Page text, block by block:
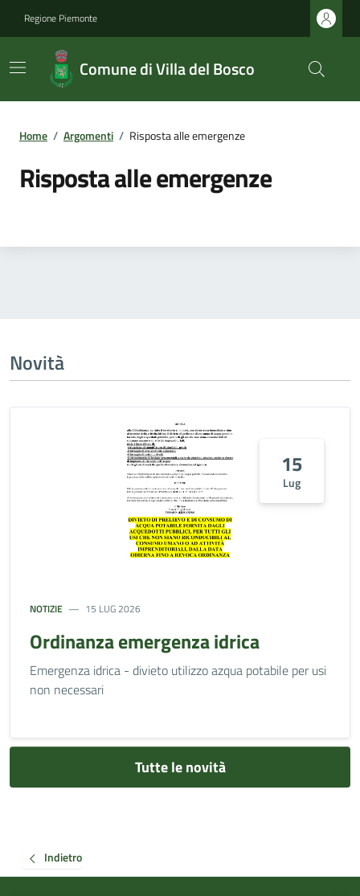
Regione Piemonte
Comune di Villa del Bosco
Home / Argomenti / Risposta alle emergenze
Risposta alle emergenze
Novità
15
Lug
NOTIZIE 15 LUG 2026
Ordinanza emergenza idrica
Emergenza idrica - divieto utilizzo azqua potabile per usi
non necessari
Tutte le novità
Indietro